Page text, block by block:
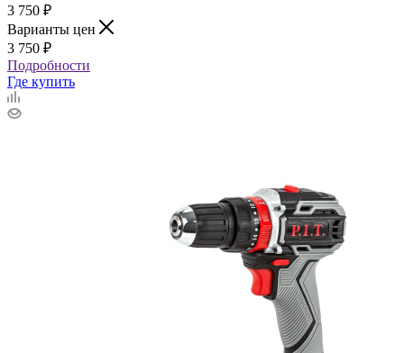
3 750 ₽
Варианты цен
3 750 ₽
Подробности
Где купить